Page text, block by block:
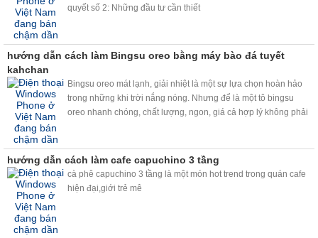
quyết số 2: Những đầu tư cần thiết
hướng dẫn cách làm Bingsu oreo bằng máy bào đá tuyết
kahchan
Bingsu oreo mát lạnh, giải nhiệt là một sự lựa chọn hoàn hảo
trong những khi trời nắng nóng. Nhưng để là một tô bingsu
oreo nhanh chóng, chất lượng, ngon, giá cả hợp lý không phải
hướng dẫn cách làm cafe capuchino 3 tầng
cà phê capuchino 3 tầng là một món hot trend trong quán cafe
hiện đại,giới trẻ mê